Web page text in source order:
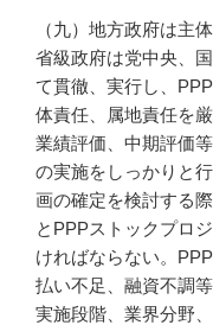
（九）地方政府は主
省級政府は党中央、
て貫徹、実行し、
体責任、属地責任を
業績評価、中期評価
の実施をしっかりと
画の確定を検討する
とPPPストックプロ
ければならない。
払い不足、融資不調
実施段階、業界分野